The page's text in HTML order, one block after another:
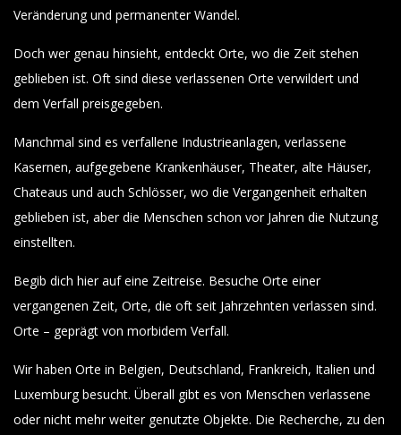
Veränderung und permanenter Wandel.
Doch wer genau hinsieht, entdeckt Orte, wo die Zeit stehen
geblieben ist. Oft sind diese verlassenen Orte verwildert und
dem Verfall preisgegeben.
Manchmal sind es verfallene Industrieanlagen, verlassene
Kasernen, aufgegebene Krankenhäuser, Theater, alte Häuser,
Chateaus und auch Schlösser, wo die Vergangenheit erhalten
geblieben ist, aber die Menschen schon vor Jahren die Nutzung
einstellten.
Begib dich hier auf eine Zeitreise. Besuche Orte einer
vergangenen Zeit, Orte, die oft seit Jahrzehnten verlassen sind.
Orte – geprägt von morbidem Verfall.
Wir haben Orte in Belgien, Deutschland, Frankreich, Italien und
Luxemburg besucht. Überall gibt es von Menschen verlassene
oder nicht mehr weiter genutzte Objekte. Die Recherche, zu den